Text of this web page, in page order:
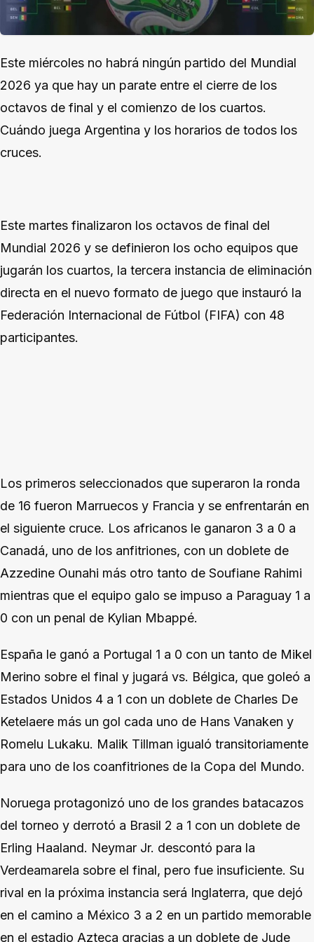
Este miércoles no habrá ningún partido del Mundial
2026 ya que hay un parate entre el cierre de los
octavos de final y el comienzo de los cuartos.
Cuándo juega Argentina y los horarios de todos los
cruces.
Este martes finalizaron los octavos de final del
Mundial 2026 y se definieron los ocho equipos que
jugarán los cuartos, la tercera instancia de eliminación
directa en el nuevo formato de juego que instauró la
Federación Internacional de Fútbol (FIFA) con 48
participantes.
Los primeros seleccionados que superaron la ronda
de 16 fueron Marruecos y Francia y se enfrentarán en
el siguiente cruce. Los africanos le ganaron 3 a 0 a
Canadá, uno de los anfitriones, con un doblete de
Azzedine Ounahi más otro tanto de Soufiane Rahimi
mientras que el equipo galo se impuso a Paraguay 1 a
0 con un penal de Kylian Mbappé.
España le ganó a Portugal 1 a 0 con un tanto de Mikel
Merino sobre el final y jugará vs. Bélgica, que goleó a
Estados Unidos 4 a 1 con un doblete de Charles De
Ketelaere más un gol cada uno de Hans Vanaken y
Romelu Lukaku. Malik Tillman igualó transitoriamente
para uno de los coanfitriones de la Copa del Mundo.
Noruega protagonizó uno de los grandes batacazos
del torneo y derrotó a Brasil 2 a 1 con un doblete de
Erling Haaland. Neymar Jr. descontó para la
Verdeamarela sobre el final, pero fue insuficiente. Su
rival en la próxima instancia será Inglaterra, que dejó
en el camino a México 3 a 2 en un partido memorable
en el estadio Azteca gracias a un doblete de Jude